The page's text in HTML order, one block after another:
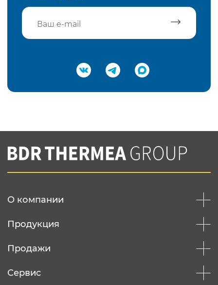
Подтвердить e-mail
Вы соглашаетесь с нашей политикой
конфеденциальности
О компании
Продукция
Продажи
Сервис